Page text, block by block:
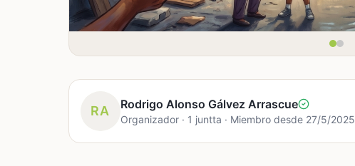
RA Rodrigo Alonso Gálvez Arrascue
Organizador · 1 juntta · Miembro desde 27/5/2025